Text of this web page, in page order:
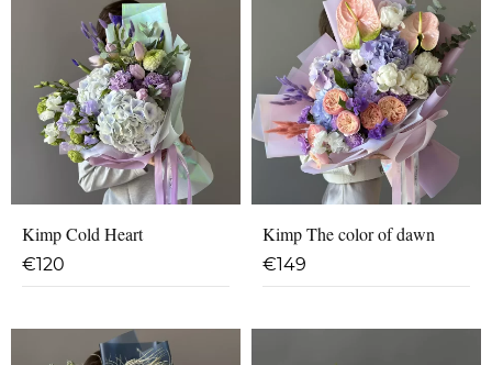
Kimp Cold Heart
€120
Kimp The color of dawn
€149